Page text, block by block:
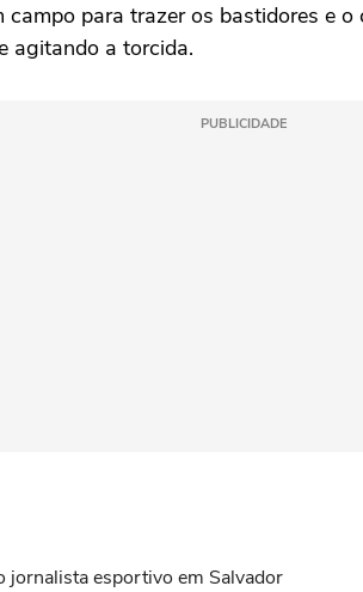
para trazer os bastidores e
agitando a torcida.
PUBLICIDADE
jornalista esportivo em Salvador